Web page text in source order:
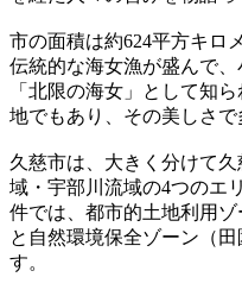
市の面積は約624平方キロ
伝統的な海女漁が盛んで
「北限の海女」として知
地でもあり、その美しさで
久慈市は、大きく分けて
域・宇部川流域の4つのエ
件では、都市的土地利用ゾ
と自然環境保全ゾーン（
す。